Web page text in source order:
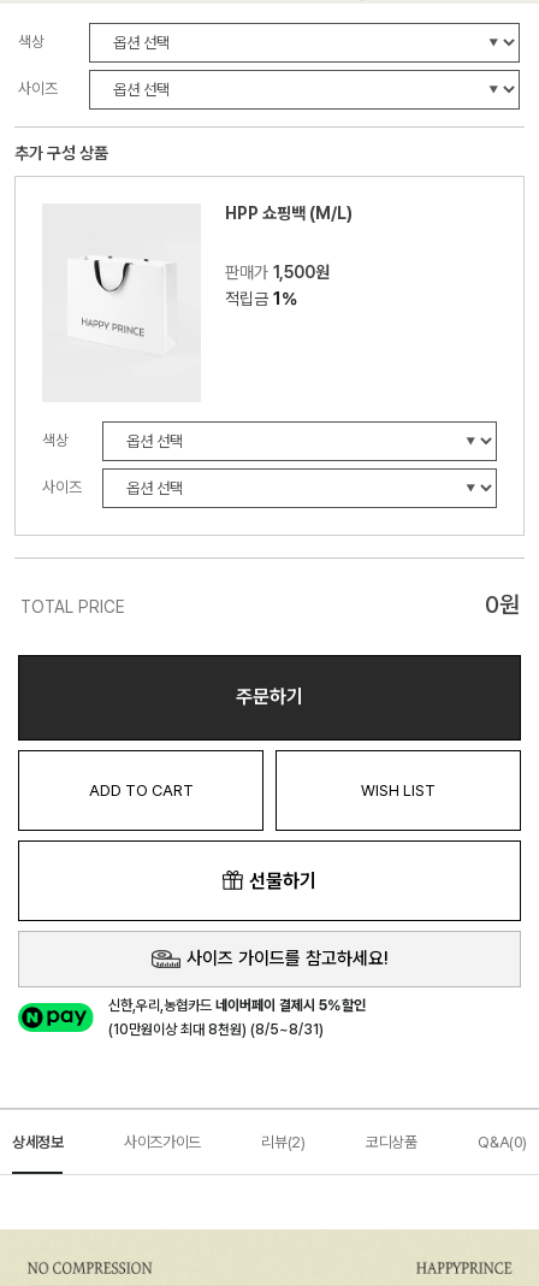
색상
사이즈
추가 구성 상품
HPP 쇼핑백 (M/L)
판매가1,500원
적립금1%
색상
사이즈
TOTAL PRICE 0원
주문하기
ADD TO CART WISH LIST
선물하기
사이즈 가이드를 참고하세요!
신한,우리,농협카드네이버페이 결제시 5%할인
(10만원이상 최대 8천원) (8/5~8/31)
상세정보 사이즈가이드 리뷰(2) 코디상품 Q&A(0)